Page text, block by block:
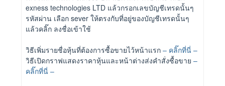
exness technologies LTD แล้วกรอกเลขบัญชีเทรดนั้นๆ
รหัสผ่าน เลือก sever ให้ตรงกับที่อยู่ของบัญชีเทรดนั้นๆ
แล้วคลิ๊ก ลงชื่อเข้าใช้
วิธีเพิ่มรายชื่อหุ้นที่ต้องการซื้อขายไว้หน้าแรก – คลิ๊กที่นี่ –
วิธีเปิดกราฟแสดงราคาหุ้นและหน้าต่างส่งคำสั่งซื้อขาย –
คลิ๊กที่นี่ –